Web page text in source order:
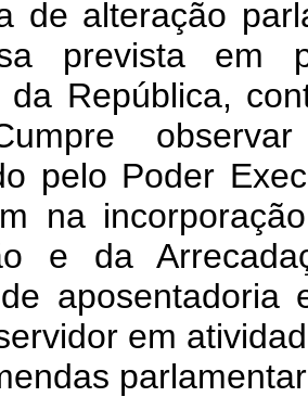
de alteração
prevista em
da República,
pelo Poder
na
e da
aposentadoria
em